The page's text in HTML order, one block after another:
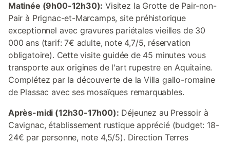
Matinée (9h00-12h30): Visitez la Grotte de Pair-non-
Pair à Prignac-et-Marcamps, site préhistorique
exceptionnel avec gravures pariétales vieilles de 30
000 ans (tarif: 7€ adulte, note 4,7/5, réservation
obligatoire). Cette visite guidée de 45 minutes vous
transporte aux origines de l'art rupestre en Aquitaine.
Complétez par la découverte de la Villa gallo-romaine
de Plassac avec ses mosaïques remarquables.
Après-midi (12h30-17h00): Déjeunez au Pressoir à
Cavignac, établissement rustique apprécié (budget: 18-
24€ par personne, note 4,5/5). Direction Terres